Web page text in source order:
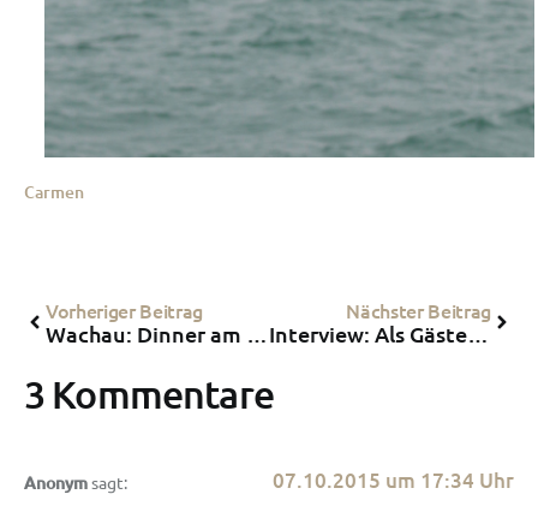
Carmen
Vorheriger Beitrag
Wachau: Dinner am Wein-gut Hutter
Nächster Beitrag
Interview: Als Gästebetreuerin in Ägypten
3 Kommentare
Anonymsagt: 07.10.2015 um 17:34 Uhr